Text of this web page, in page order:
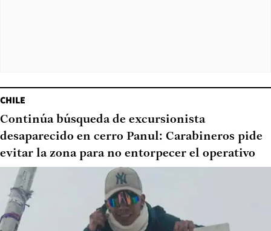
CHILE
Continúa búsqueda de excursionista
desaparecido en cerro Panul: Carabineros pide
evitar la zona para no entorpecer el operativo